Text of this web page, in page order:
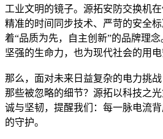
工业文明的镜子。源拓安防交换机
精准的时间同步技术、严苛的安全
着“品质为先，自主创新”的品牌理
坚强的生命力，也为现代社会的用电
那么，面对未来日益复杂的电力挑
那些被忽略的细节？源拓以科技之
诚与坚韧，提醒我们：每一脉电流
的守护。